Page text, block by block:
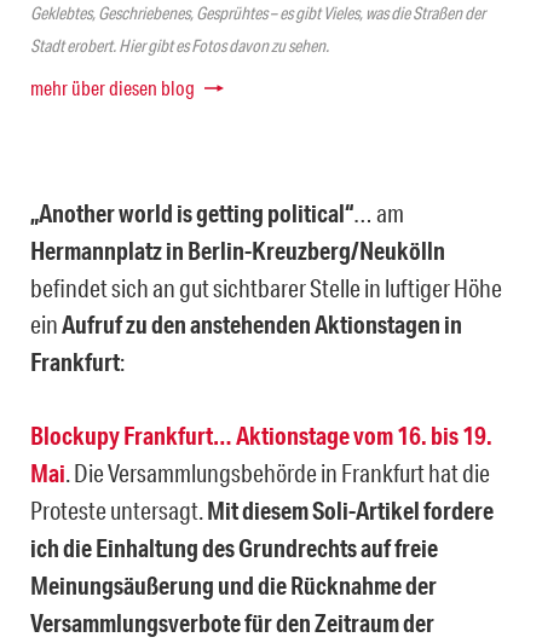
Geklebtes, Geschriebenes, Gesprühtes – es gibt Vieles, was die Straßen der
Stadt erobert. Hier gibt es Fotos davon zu sehen.
mehr über diesen blog
„Another world is getting political“… am
Hermannplatz in Berlin-Kreuzberg/Neukölln
befindet sich an gut sichtbarer Stelle in luftiger Höhe
einAufruf zu den anstehenden Aktionstagen in
Frankfurt:
Blockupy Frankfurt… Aktionstage vom 16. bis 19.
Mai. Die Versammlungsbehörde in Frankfurt hat die
Proteste untersagt.Mit diesem Soli-Artikel fordere
ich die Einhaltung des Grundrechts auf freie
Meinungsäußerung und die Rücknahme der
Versammlungsverbote für den Zeitraum der